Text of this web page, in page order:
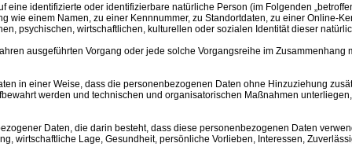
eine identifizierte oder identifizierbare natürliche Person (im Folgenden
wie einem Namen, zu einer Kennnummer, zu Standortdaten, zu einer Online-
psychischen, wirtschaftlichen, kulturellen oder sozialen Identität dieser
ausgeführten Vorgang oder jede solche Vorgangsreihe im
in einer Weise, dass die personenbezogenen Daten ohne Hinzuziehung
werden und technischen und organisatorischen Maßnahmen
Daten, die darin besteht, dass diese personenbezogenen Daten
wirtschaftliche Lage, Gesundheit, persönliche Vorlieben, Interessen,